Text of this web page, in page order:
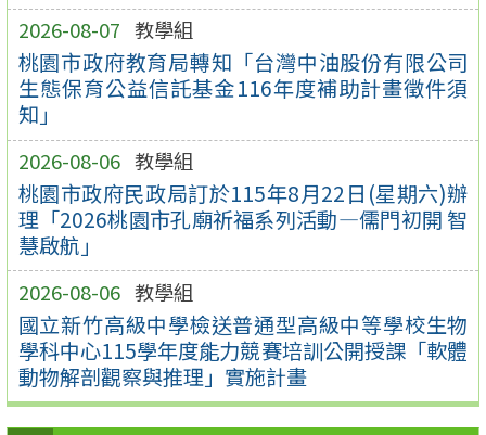
2026-08-07 教學組
桃園市政府教育局轉知「台灣中油股份有限公司
生態保育公益信託基金116年度補助計畫徵件須
知」
2026-08-06 教學組
桃園市政府民政局訂於115年8月22日(星期六)辦
理「2026桃園市孔廟祈福系列活動—儒門初開 智
慧啟航」
2026-08-06 教學組
國立新竹高級中學檢送普通型高級中等學校生物
學科中心115學年度能力競賽培訓公開授課「軟體
動物解剖觀察與推理」實施計畫